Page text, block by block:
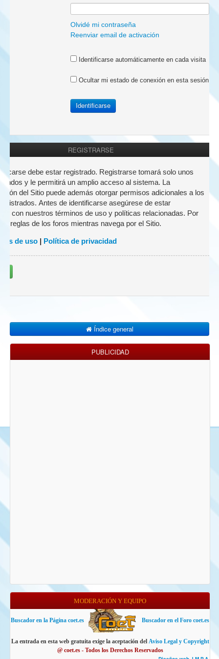
Olvidé mi contraseña
Reenviar email de activación
Identificarse automáticamente en cada visita
Ocultar mi estado de conexión en esta sesión
REGISTRARSE
debe estar registrado. Registrarse tomará solo unos
y le permitirá un amplio acceso al sistema. La
del Sitio puede además otorgar permisos adicionales a los
Antes de identificarse asegúrese de estar
con nuestros términos de uso y políticas relacionadas. Por
reglas de los foros mientras navega por el Sitio.
de uso Política de privacidad
Índice general
PUBLICIDAD
MODERACIÓN Y EQUIPO
Buscador en la Página coet.es Buscador en el Foro coet.es
La entrada en esta web gratuita exige la aceptación del Aviso Legal y Copyright
@ coet.es - Todos los Derechos Reservados